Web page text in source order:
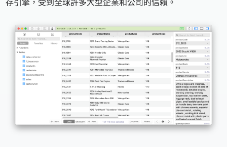
存引擎，受到全球許多大型企業和公司的信賴。